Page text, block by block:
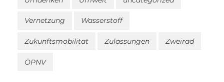
Vernetzung Wasserstoff
Zukunftsmobilität Zulassungen Zweirad
ÖPNV